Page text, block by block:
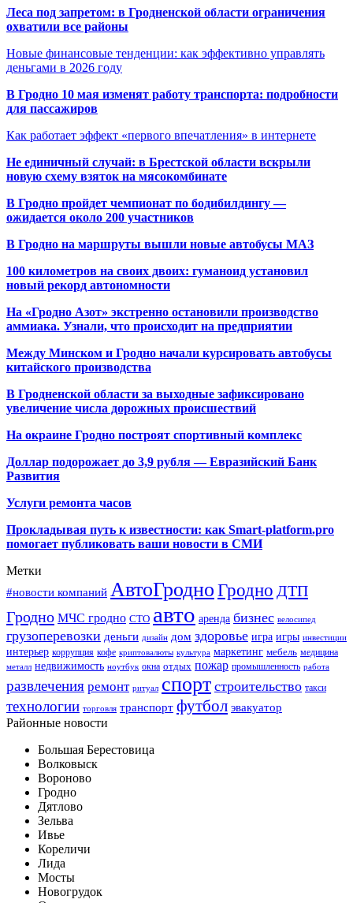
Леса под запретом: в Гродненской области ограничения
охватили все районы
Новые финансовые тенденции: как эффективно управлять
деньгами в 2026 году
В Гродно 10 мая изменят работу транспорта: подробности
для пассажиров
Как работает эффект «первого впечатления» в интернете
Не единичный случай: в Брестской области вскрыли
новую схему взяток на мясокомбинате
В Гродно пройдет чемпионат по бодибилдингу —
ожидается около 200 участников
В Гродно на маршруты вышли новые автобусы МАЗ
100 километров на своих двоих: гуманоид установил
новый рекорд автономности
На «Гродно Азот» экстренно остановили производство
аммиака. Узнали, что происходит на предприятии
Между Минском и Гродно начали курсировать автобусы
китайского производства
В Гродненской области за выходные зафиксировано
увеличение числа дорожных происшествий
На окраине Гродно построят спортивный комплекс
Доллар подорожает до 3,9 рубля — Евразийский Банк
Развития
Услуги ремонта часов
Прокладывая путь к известности: как Smart-platform.pro
помогает публиковать ваши новости в СМИ
Метки
#новости компаний АвтоГродноГродно ДТП
Гродно МЧС гродно СТО авто аренда бизнес велосипед
грузоперевозки деньги дизайн дом здоровье игра игры инвестиции
интерьер коррупция кофе криптовалюты культура маркетинг мебель медицина
металл недвижимость ноутбук окна отдых пожар промышленность работа
развлечения ремонт ритуал спорт строительство такси
технологии торговля транспорт футбол эвакуатор
Районные новости
Большая Берестовица
Волковыск
Вороново
Гродно
Дятлово
Зельва
Ивье
Кореличи
Лида
Мосты
Новогрудок